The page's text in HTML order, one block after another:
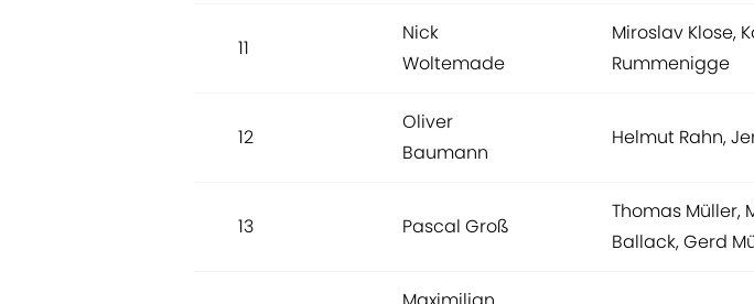
11
Nick
Woltemade
Miroslav Klose,
Rummenigge
12
Oliver
Baumann
Helmut Rahn,
13 Pascal Groß
Thomas Müller,
Ballack, Gerd